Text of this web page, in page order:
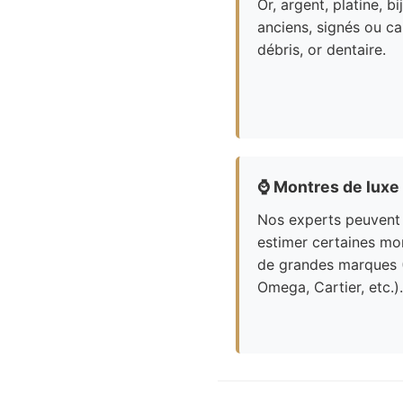
Or, argent, platine,
anciens, signés ou
débris, or dentaire.
⌚ Montres de luxe
Nos experts peuvent
estimer certaines
de grandes marques
Omega, Cartier, etc.).